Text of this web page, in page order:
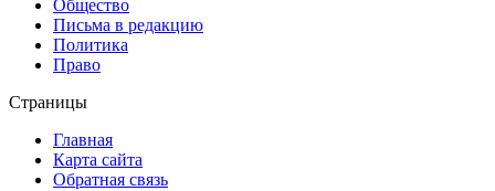
Общество
Письма в редакцию
Политика
Право
Страницы
Главная
Карта сайта
Обратная связь